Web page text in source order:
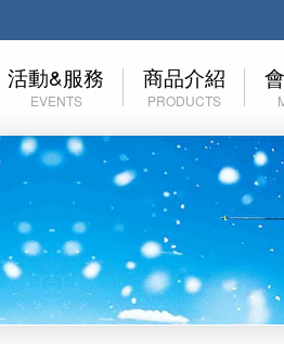
活動&服務
EVENTS
裝備租賃
高山協作服務
登山活動
露營活動
商品介紹
PRODUCTS
技術裝備 (工業/消防)
技術裝備(運動)
服飾
鞋子
會